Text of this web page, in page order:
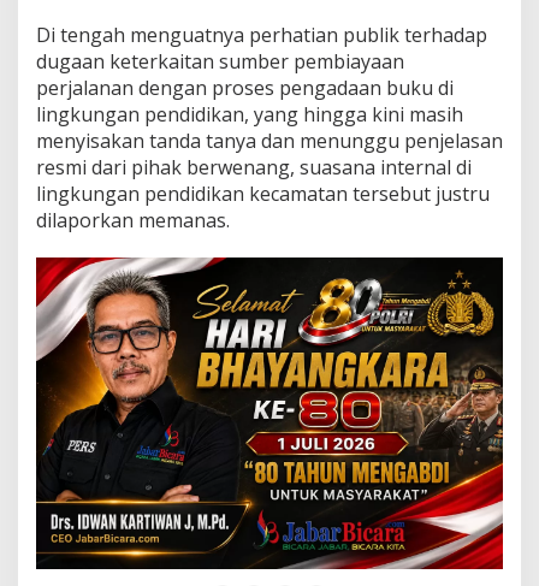
F
a
k
t
a
L
a
p
n
g
n
B
e
r
m
a
n
,
Di tengah menguatnya perhatian publik terhadap
dugaan keterkaitan sumber pembiayaan
perjalanan dengan proses pengadaan buku di
lingkungan pendidikan, yang hingga kini masih
menyisakan tanda tanya dan menunggu penjelasan
resmi dari pihak berwenang, suasana internal di
lingkungan pendidikan kecamatan tersebut justru
dilaporkan memanas.